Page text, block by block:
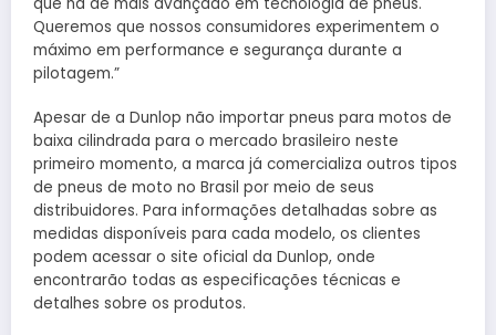
Queremos que nossos consumidores experimentem o
máximo em performance e segurança durante a
pilotagem.”
Apesar de a Dunlop não importar pneus para motos de
baixa cilindrada para o mercado brasileiro neste
primeiro momento, a marca já comercializa outros tipos
de pneus de moto no Brasil por meio de seus
distribuidores. Para informações detalhadas sobre as
medidas disponíveis para cada modelo, os clientes
podem acessar o site oficial da Dunlop, onde
encontrarão todas as especificações técnicas e
detalhes sobre os produtos.